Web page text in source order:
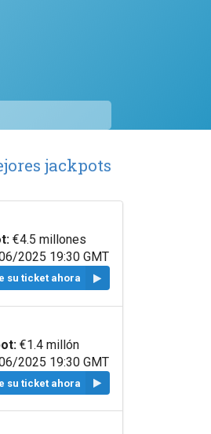
jackpots
€4.5 millones
2025 19:30 GMT
su ticket ahora
€1.4 millón
2025 19:30 GMT
su ticket ahora